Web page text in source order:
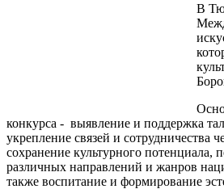
В
конкурса - выявление и поддержка
укрепление связей и сотрудничества
сохранение культурного потенциала,
различных направлений и жанров
также воспитание и формирование